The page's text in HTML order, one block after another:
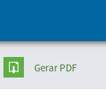
Gerar PDF